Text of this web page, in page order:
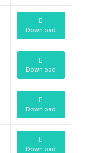
Download
Download
Download
Download